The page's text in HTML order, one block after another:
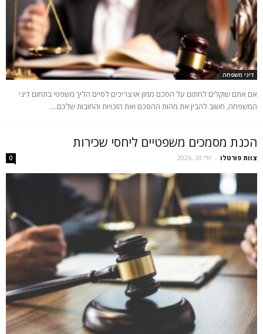
דיני משפחה
אם אתם שוקלים לחתום על הסכם ממון או צריכים לסיים הליך משפטי בתחום דיני
המשפחה, חשוב להבין את מהות ההסכם ואת הזכויות והחובות שלכם....
הכנת מסמכים משפטיים ליחסי שכירות
צוות פורטלו - יולי 10, 2026 0